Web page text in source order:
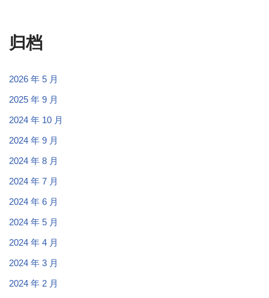
归档
2026 年 5 月
2025 年 9 月
2024 年 10 月
2024 年 9 月
2024 年 8 月
2024 年 7 月
2024 年 6 月
2024 年 5 月
2024 年 4 月
2024 年 3 月
2024 年 2 月